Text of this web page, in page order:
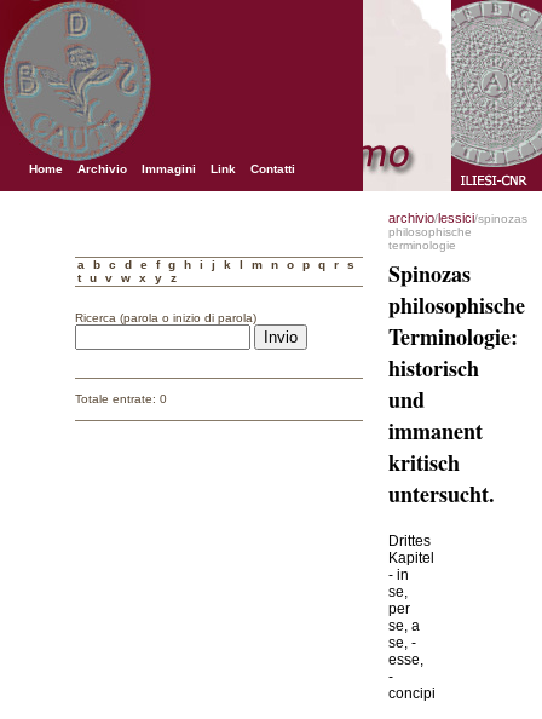
Home Archivio Immagini Link Contatti
a b c d e f g h i j k l m n o p q r
s
t
u v w x y z
Ricerca (parola o inizio di parola)
Totale entrate: 0
archivio/lessici/spinozas
philosophische
terminologie
Spinozas
philosophische
Terminologie:
historisch
und
immanent
kritisch
untersucht.
Drittes
Kapitel
- in
se,
per
se, a
se, -
esse,
-
concipi